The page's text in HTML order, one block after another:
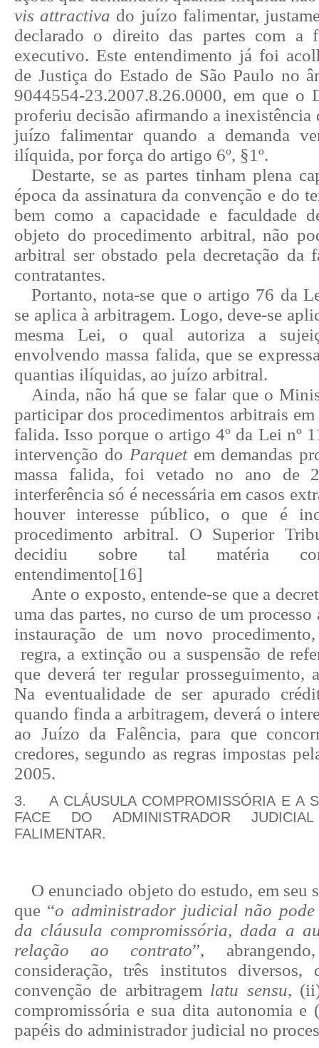
vis attractiva do juízo falimentar,
declarado o direito das partes com a
executivo. Este entendimento já foi
de Justiça do Estado de São Paulo no
9044554-23.2007.8.26.0000, em que o
proferiu decisão afirmando a inexistência
juízo falimentar quando a demanda
ilíquida, por força do artigo 6º, §1º.
Destarte, se as partes tinham plena
época da assinatura da convenção e do
bem como a capacidade e faculdade
objeto do procedimento arbitral, não
arbitral ser obstado pela decretação da
contratantes.
Portanto, nota-se que o artigo 76 da
se aplica à arbitragem. Logo, deve-se
mesma Lei, o qual autoriza a
envolvendo massa falida, que se
quantias ilíquidas, ao juízo arbitral.
Ainda, não há que se falar que o
participar dos procedimentos arbitrais
falida. Isso porque o artigo 4º da Lei nº
intervenção do Parquetem demandas
massa falida, foi vetado no ano de
interferência só é necessária em casos
houver interesse público, o que é
procedimento arbitral. O Superior
decidiu sobre tal matéria
entendimento[16]
Ante o exposto, entende-se que a
uma das partes, no curso de um
instauração de um novo
regra, a extinção ou a suspensão de
que deverá ter regular prosseguimento,
Na eventualidade de ser apurado
quando finda a arbitragem, deverá o
ao Juízo da Falência, para que
credores, segundo as regras impostas
2005.
3.
A CLÁUSULA COMPROMISSÓRIA E A
FACE DO ADMINISTRADOR
FALIMENTAR.
O enunciado objeto do estudo, em seu
que “o administrador judicial não
da cláusula compromissória, dada a
relação ao contrato”,
consideração, três institutos
convenção de arbitragem latu sensu,
compromissória e sua dita autonomia
papéis do administrador judicial no